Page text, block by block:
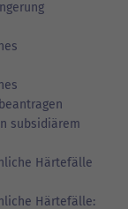
subsidiärem
Härtefälle
Härtefälle: